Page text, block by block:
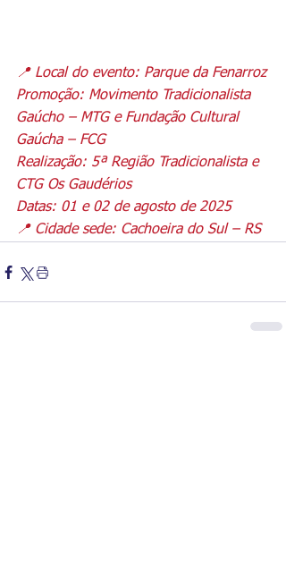
📍 Local do evento: Parque da Fenarroz
Promoção: Movimento Tradicionalista
Gaúcho – MTG e Fundação Cultural
Gaúcha – FCG
Realização: 5ª Região Tradicionalista e
CTG Os Gaudérios
Datas: 01 e 02 de agosto de 2025
📍 Cidade sede: Cachoeira do Sul – RS